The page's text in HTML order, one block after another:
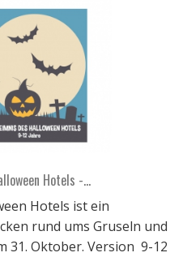
Hotels -...
Hotels ist ein
rund ums Gruseln und
31. Oktober. Version 9-12